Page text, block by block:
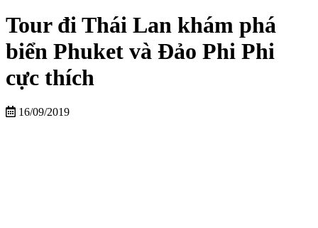
Tour đi Thái Lan khám phá
biển Phuket và Đảo Phi Phi
cực thích
16/09/2019